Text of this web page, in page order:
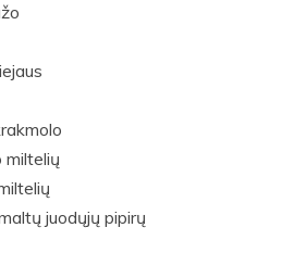
miltelių
juodųjų pipirų